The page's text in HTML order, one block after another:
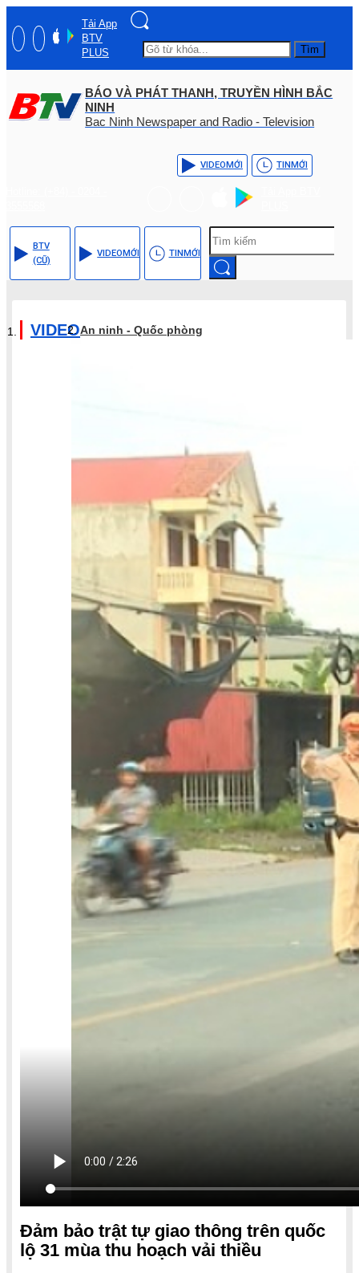
Tải App
BTV
PLUS
Tìm
BÁO VÀ PHÁT THANH, TRUYỀN HÌNH BẮC
NINH
Bac Ninh Newspaper and Radio - Television
VIDEOMỚI TINMỚI
BTV
(CŨ)
VIDEOMỚI TINMỚI
VIDEOAn ninh - Quốc phòng
Đảm bảo trật tự giao thông trên quốc
lộ 31 mùa thu hoạch vải thiều